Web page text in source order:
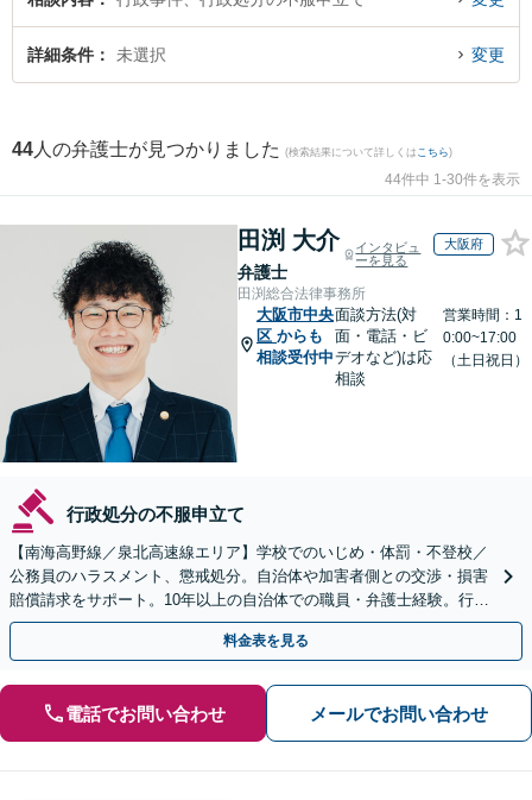
政処分の不服申立てのトラブル解決の実績豊富な近くの弁護士を検索したい』
『初回相談無料で行政処分の不服申立てを法律相談できる大阪市中央区内の弁
詳細条件 未選択 変更
44 人の弁護士が見つかりました (検索結果について詳しくは こちら)
44件中 1-30件を表示
田渕 大介
弁護士
インタビュ
ーを見る
大阪府
田渕総合法律事務所
大阪市中央
区 からも
相談受付中
面談方法(対
面・電話・ビ
デオなど)は応
相談
営業時間：1
0:00~17:00
（土日祝日）
行政処分の不服申立て
【南海高野線／泉北高速線エリア】学校でのいじめ・体罰・不登校／
公務員のハラスメント、懲戒処分。自治体や加害者側との交渉・損害
賠償請求をサポート。10年以上の自治体での職員・弁護士経験。行政
組織の動きを見据えて解決策をご提案【オンライン可】
料金表を見る
電話でお問い合わせ メールでお問い合わせ